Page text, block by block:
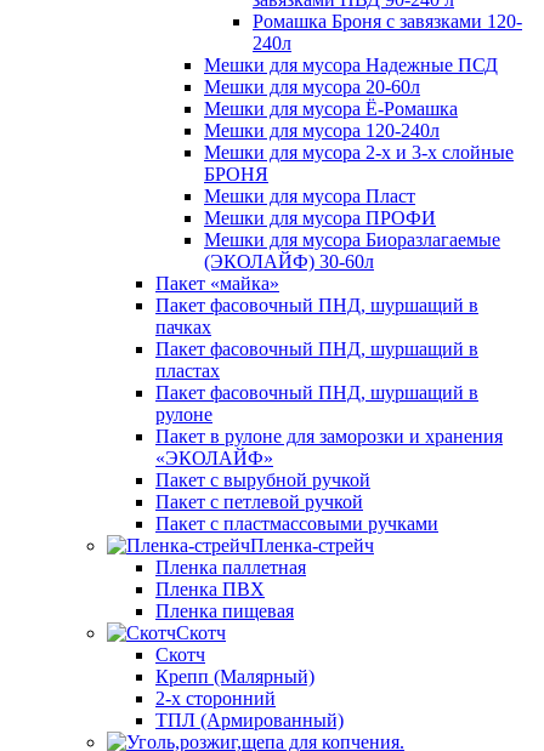
Ромашка Броня с завязками 120-
240л
Мешки для мусора Надежные ПСД
Мешки для мусора 20-60л
Мешки для мусора Ё-Ромашка
Мешки для мусора 120-240л
Мешки для мусора 2-х и 3-х слойные
БРОНЯ
Мешки для мусора Пласт
Мешки для мусора ПРОФИ
Мешки для мусора Биоразлагаемые
(ЭКОЛАЙФ) 30-60л
Пакет «майка»
Пакет фасовочный ПНД, шуршащий в
пачках
Пакет фасовочный ПНД, шуршащий в
пластах
Пакет фасовочный ПНД, шуршащий в
рулоне
Пакет в рулоне для заморозки и хранения
«ЭКОЛАЙФ»
Пакет с вырубной ручкой
Пакет с петлевой ручкой
Пакет с пластмассовыми ручками
Пленка-стрейч
Пленка паллетная
Пленка ПВХ
Пленка пищевая
Скотч
Скотч
Крепп (Малярный)
2-х сторонний
ТПЛ (Армированный)